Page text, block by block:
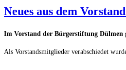
Neues aus dem
Im Vorstand der Bürgerstiftung Dülmen
Als Vorstandsmitglieder verabschiedet